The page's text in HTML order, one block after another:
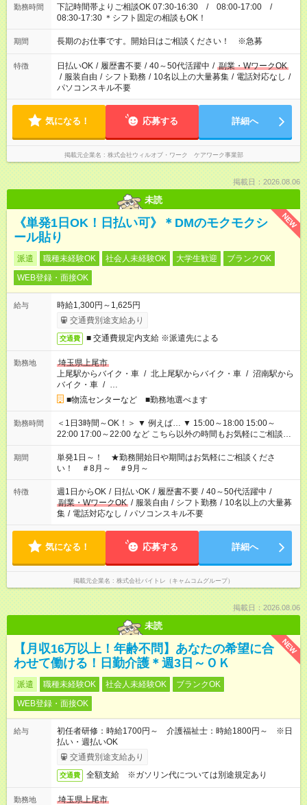
勤務時間
下記時間帯よりご相談OK 07:30-16:30 / 08:00-17:00 /
08:30-17:30 ＊シフト固定の相談もOK！
期間 長期のお仕事です。開始日はご相談ください！ ※急募
特徴 日払いOK / 履歴書不要 / 40～50代活躍中 / 副業・WワークOK
/ 服装自由 / シフト勤務 / 10名以上の大量募集 / 電話対応なし /
パソコンスキル不要
気になる！ 応募する 詳細へ
掲載元企業名 株式会社ウィルオブ・ワーク ケアワーク事業部
掲載日：2026.08.06
未読
NEW
《単発1日OK！日払い可》＊DMのモクモクシ
ール貼り
派遣 職種未経験OK 社会人未経験OK 大学生歓迎
ブランクOK
WEB登録・面接OK
給与
時給1,300円～1,625円
交通費別途支給あり
交通費 ■ 交通費規定内支給 ※派遣先による
勤務地
埼玉県上尾市
上尾駅からバイク・車 / 北上尾駅からバイク・車 / 沼南駅から
バイク・車 / …
■物流センターなど ■勤務地選べます
勤務時間
＜1日3時間～OK！＞ ▼ 例えば… ▼ 15:00～18:00 15:00～
22:00 17:00～22:00 など こちら以外の時間もお気軽にご相談く
ださい！
期間
単発1日～！ ★勤務開始日や期間はお気軽にご相談くださ
い！ ＃8月～ ＃9月～
特徴 週1日からOK / 日払いOK / 履歴書不要 / 40～50代活躍中 /
副業・WワークOK / 服装自由 / シフト勤務 / 10名以上の大量募
集 / 電話対応なし / パソコンスキル不要
気になる！ 応募する 詳細へ
掲載元企業名 株式会社バイトレ（キャムコムグループ）
掲載日：2026.08.06
未読
NEW
【月収16万以上！年齢不問】あなたの希望に合
わせて働ける！日勤介護＊週3日～ＯＫ
派遣 職種未経験OK 社会人未経験OK
ブランクOK
WEB登録・面接OK
給与
初任者研修：時給1700円～ 介護福祉士：時給1800円～ ※日
払い・週払いOK
交通費別途支給あり
交通費 全額支給 ※ガソリン代については別途規定あり
勤務地
埼玉県上尾市